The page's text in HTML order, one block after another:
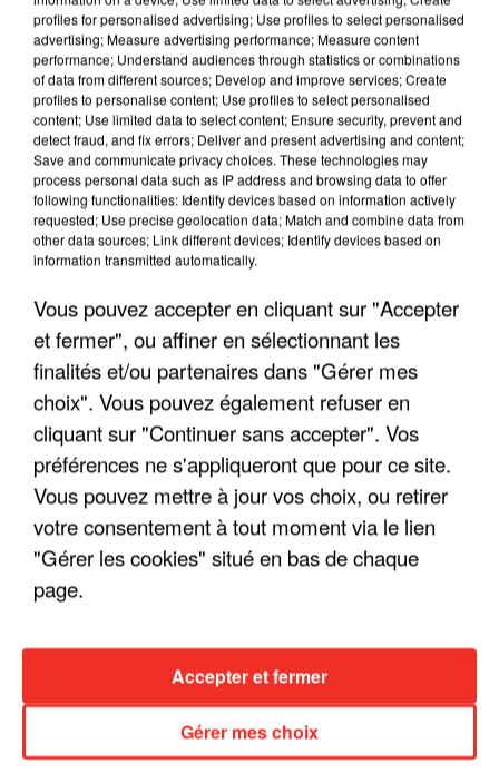
LES INTERVIEWS CHANTE
FRANCE
Voir plus
"JE SUIS À DISPOSITION DES
"ON A TOUS LE TRAC"
"ON N'EST PAS DES PARENTS
"JE RESPIRE MIEUX SUR SCÈNE" -
CALOGERO
profiles for personalised advertising; Use profiles to select personalised
advertising; Measure advertising performance; Measure content
performance; Understand audiences through statistics or combinations
of data from different sources; Develop and improve services; Create
profiles to personalise content; Use profiles to select personalised
content; Use limited data to select content; Ensure security, prevent and
detect fraud, and fix errors; Deliver and present advertising and content;
Save and communicate privacy choices. These technologies may
process personal data such as IP address and browsing data to offer
following functionalities: Identify devices based on information actively
requested; Use precise geolocation data; Match and combine data from
other data sources; Link different devices; Identify devices based on
information transmitted automatically.
Vous pouvez accepter en cliquant sur "Accepter
et fermer", ou affiner en sélectionnant les
finalités et/ou partenaires dans "Gérer mes
choix". Vous pouvez également refuser en
cliquant sur "Continuer sans accepter". Vos
préférences ne s'appliqueront que pour ce site.
Vous pouvez mettre à jour vos choix, ou retirer
votre consentement à tout moment via le lien
"Gérer les cookies" situé en bas de chaque
page.
Gérer mes choix
Accepter et fermer